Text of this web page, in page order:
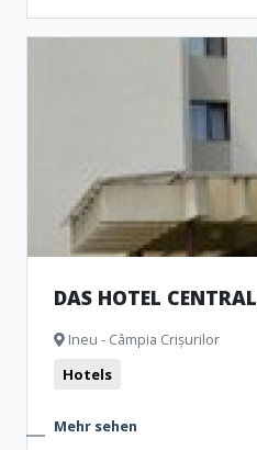
DAS HOTEL CENTRAL
Ineu - Câmpia Crișurilor
Hotels
Mehr sehen